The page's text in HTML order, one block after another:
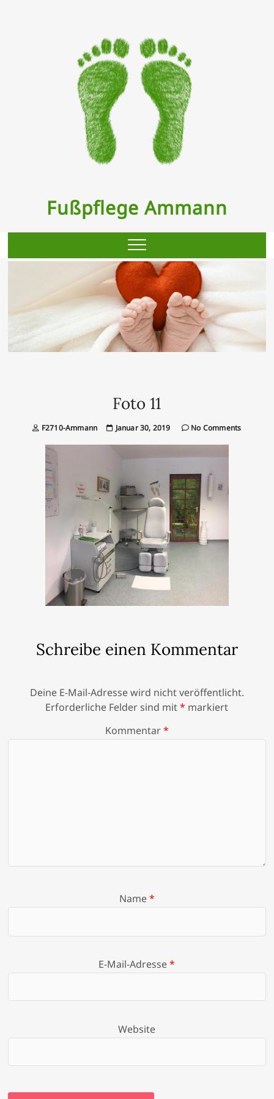
Fußpflege Ammann
Foto 11
F2710-Ammann Januar 30, 2019 No Comments
Schreibe einen Kommentar
Deine E-Mail-Adresse wird nicht veröffentlicht.
Erforderliche Felder sind mit* markiert
Kommentar*
Name*
E-Mail-Adresse*
Website